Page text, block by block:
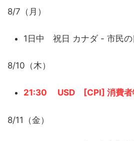
8/7（月）
1日中 祝日 カナダ - 市民の
8/10（木）
21:30 USD [CPI] 消費者
8/11（金）